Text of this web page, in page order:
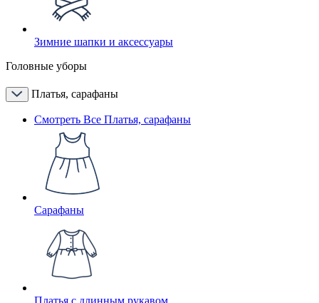
Зимние шапки и аксессуары
Головные уборы
Платья, сарафаны
Смотреть Все Платья, сарафаны
Сарафаны
Платья с длинным рукавом